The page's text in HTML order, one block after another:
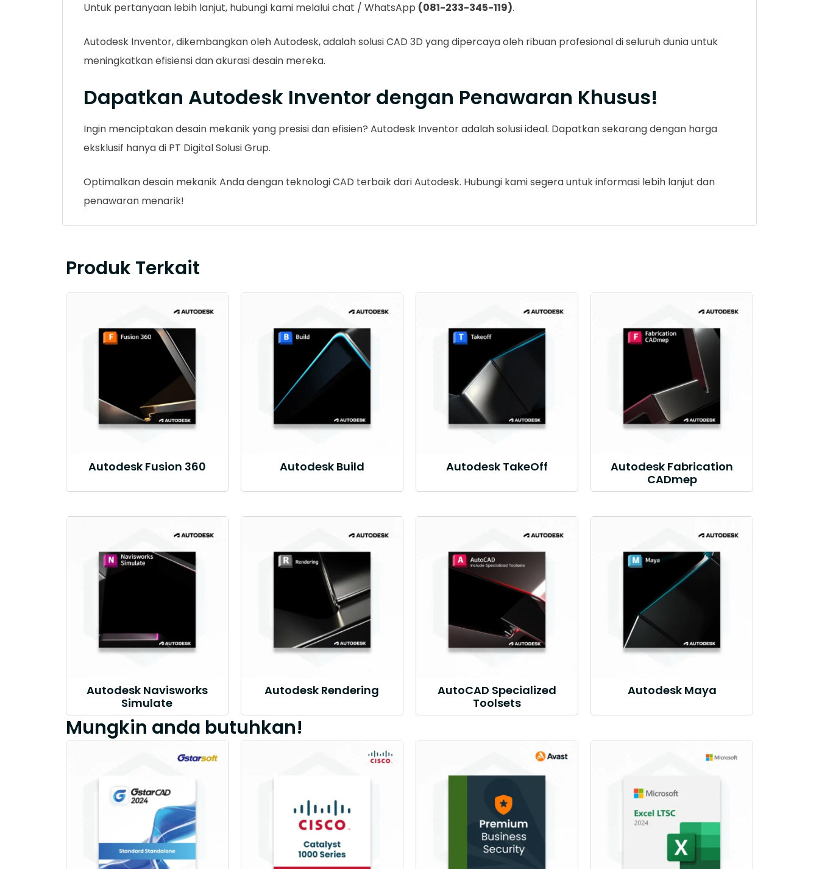
Untuk pertanyaan lebih lanjut, hubungi kami melalui chat / WhatsApp (081-233-345-119).
Autodesk Inventor, dikembangkan oleh Autodesk, adalah solusi CAD 3D yang dipercaya oleh ribuan profesional di seluruh dunia untuk
meningkatkan efisiensi dan akurasi desain mereka.
Dapatkan Autodesk Inventor dengan Penawaran Khusus!
Ingin menciptakan desain mekanik yang presisi dan efisien? Autodesk Inventor adalah solusi ideal. Dapatkan sekarang dengan harga
eksklusif hanya di PT Digital Solusi Grup.
Optimalkan desain mekanik Anda dengan teknologi CAD terbaik dari Autodesk. Hubungi kami segera untuk informasi lebih lanjut dan
penawaran menarik!
Produk Terkait
Autodesk Fusion 360 Autodesk Build Autodesk TakeOff
Autodesk Fabrication
CADmep
Autodesk Navisworks
Simulate
Autodesk Rendering
AutoCAD Specialized
Toolsets
Autodesk Maya
Mungkin anda butuhkan!